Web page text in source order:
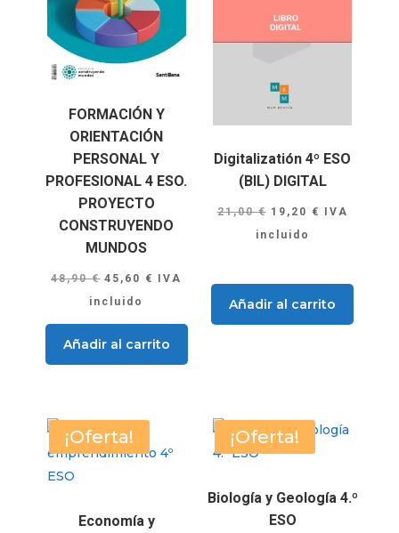
FORMACIÓN Y
ORIENTACIÓN
PERSONAL Y
PROFESIONAL 4 ESO.
PROYECTO
CONSTRUYENDO
MUNDOS
48,90€ El
precio
original
era:
45,60 € El
actual
es:
IVA
incluido
Añadir al carrito
Digitalizatión 4º ESO
(BIL) DIGITAL
21,00€ El
precio
21,00 €.
19,20 € El
19,20 €.
IVA
incluido
Añadir al carrito
¡Oferta!
Economía y
¡Oferta!
Biología y Geología 4.º
ESO